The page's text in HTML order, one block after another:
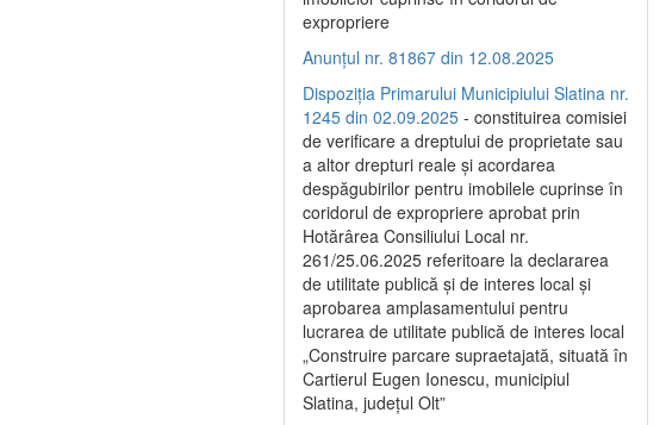
expropriere
Anunțul nr. 81867 din 12.08.2025
Dispoziția Primarului Municipiului Slatina nr.
1245 din 02.09.2025 - constituirea comisiei
de verificare a dreptului de proprietate sau
a altor drepturi reale și acordarea
despăgubirilor pentru imobilele cuprinse în
coridorul de expropriere aprobat prin
Hotărârea Consiliului Local nr.
261/25.06.2025 referitoare la declararea
de utilitate publică și de interes local și
aprobarea amplasamentului pentru
lucrarea de utilitate publică de interes local
„Construire parcare supraetajată, situată în
Cartierul Eugen Ionescu, municipiul
Slatina, județul Olt”